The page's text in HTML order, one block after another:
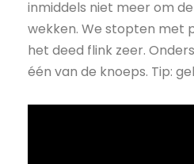
inmiddels niet meer om
wekken. We stopten met
het deed flink zeer.
één van de knoeps. Tip: